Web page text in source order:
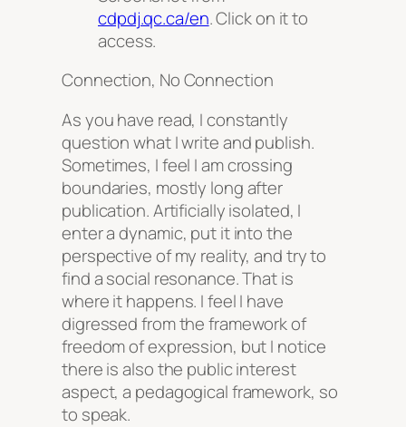
cdpdj.qc.ca/en. Click on it to
access.
Connection, No Connection
As you have read, I constantly
question what I write and publish.
Sometimes, I feel I am crossing
boundaries, mostly long after
publication. Artificially isolated, I
enter a dynamic, put it into the
perspective of my reality, and try to
find a social resonance. That is
where it happens. I feel I have
digressed from the framework of
freedom of expression, but I notice
there is also the public interest
aspect, a pedagogical framework, so
to speak.